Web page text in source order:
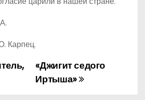
Карпец.
«Джигит седого
Иртыша»